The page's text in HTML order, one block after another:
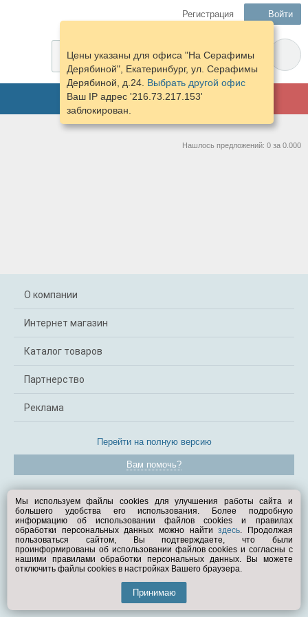
Регистрация Войти
Цены указаны для офиса "На Серафимы
Дерябиной", Екатеринбург, ул. Серафимы
Дерябиной, д.24. Выбрать другой офис
Ваш IP адрес '216.73.217.153'
заблокирован.
Нашлось предложений: 0 за 0.000
О компании
Интернет магазин
Каталог товаров
Партнерство
Реклама
Перейти на полную версию
Вам помочь?
Мы используем файлы cookies для улучшения работы сайта и
большего удобства его использования. Более подробную
информацию об использовании файлов cookies и правилах
обработки персональных данных можно найтиздесь. Продолжая
пользоваться сайтом, Вы подтверждаете, что были
проинформированы об использовании файлов cookies и согласны с
нашими правилами обработки персональных данных. Вы можете
отключить файлы cookies в настройках Вашего браузера.
Принимаю